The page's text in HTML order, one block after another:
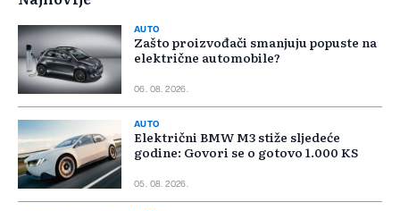
AUTO
Zašto proizvođači smanjuju popuste na
električne automobile?
06. 08. 2026.
AUTO
Električni BMW M3 stiže sljedeće
godine: Govori se o gotovo 1.000 KS
05. 08. 2026.